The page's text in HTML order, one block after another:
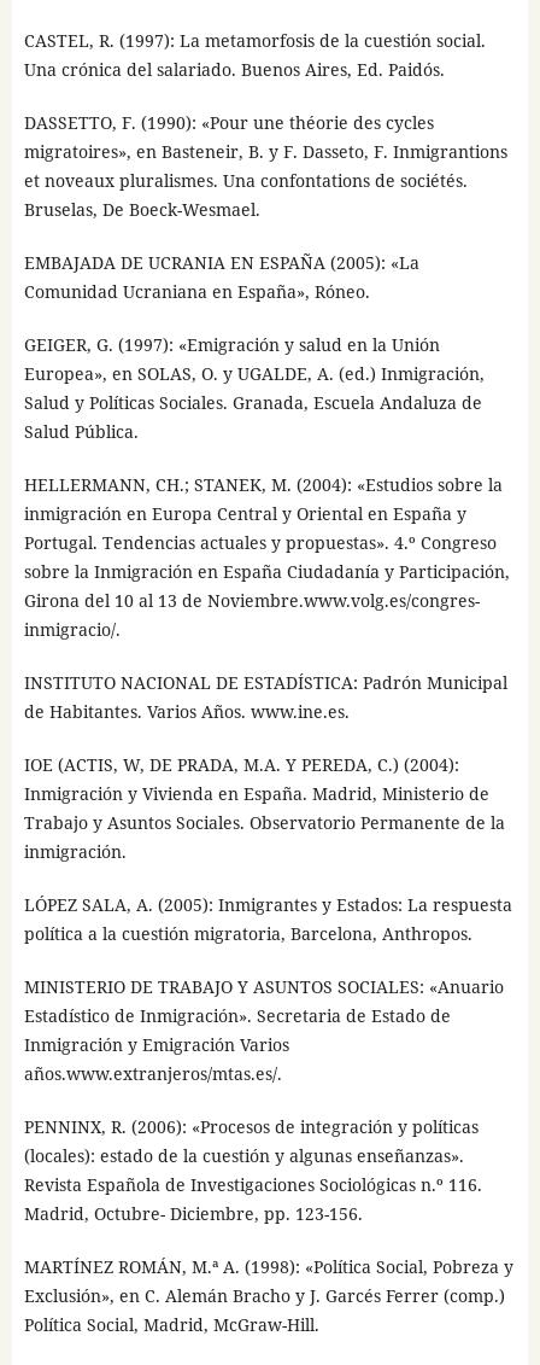
CASTEL, R. (1997): La metamorfosis de la cuestión social.
Una crónica del salariado. Buenos Aires, Ed. Paidós.
DASSETTO, F. (1990): «Pour une théorie des cycles
migratoires», en Basteneir, B. y F. Dasseto, F. Inmigrantions
et noveaux pluralismes. Una confontations de sociétés.
Bruselas, De Boeck-Wesmael.
EMBAJADA DE UCRANIA EN ESPAÑA (2005): «La
Comunidad Ucraniana en España», Róneo.
GEIGER, G. (1997): «Emigración y salud en la Unión
Europea», en SOLAS, O. y UGALDE, A. (ed.) Inmigración,
Salud y Políticas Sociales. Granada, Escuela Andaluza de
Salud Pública.
HELLERMANN, CH.; STANEK, M. (2004): «Estudios sobre la
inmigración en Europa Central y Oriental en España y
Portugal. Tendencias actuales y propuestas». 4.º Congreso
sobre la Inmigración en España Ciudadanía y Participación,
Girona del 10 al 13 de Noviembre.www.volg.es/congres-
inmigracio/.
INSTITUTO NACIONAL DE ESTADÍSTICA: Padrón Municipal
de Habitantes. Varios Años. www.ine.es.
IOE (ACTIS, W, DE PRADA, M.A. Y PEREDA, C.) (2004):
Inmigración y Vivienda en España. Madrid, Ministerio de
Trabajo y Asuntos Sociales. Observatorio Permanente de la
inmigración.
LÓPEZ SALA, A. (2005): Inmigrantes y Estados: La respuesta
política a la cuestión migratoria, Barcelona, Anthropos.
MINISTERIO DE TRABAJO Y ASUNTOS SOCIALES: «Anuario
Estadístico de Inmigración». Secretaria de Estado de
Inmigración y Emigración Varios
años.www.extranjeros/mtas.es/.
PENNINX, R. (2006): «Procesos de integración y políticas
(locales): estado de la cuestión y algunas enseñanzas».
Revista Española de Investigaciones Sociológicas n.º 116.
Madrid, Octubre- Diciembre, pp. 123-156.
MARTÍNEZ ROMÁN, M.ª A. (1998): «Política Social, Pobreza y
Exclusión», en C. Alemán Bracho y J. Garcés Ferrer (comp.)
Política Social, Madrid, McGraw-Hill.